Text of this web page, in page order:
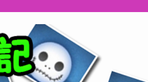
ム・キャラ評価も丁寧に解説。ツムツムイベ